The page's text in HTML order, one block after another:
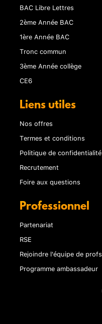
BAC Libre Lettres
2ème Année BAC
1ère Année BAC
Tronc commun
3ème Année collège
CE6
Liens utiles
Nos offres
Termes et conditions
Politique de confidentialité
Recrutement
Foire aux questions
Professionnel
Partenariat
RSE
Rejoindre l'équipe de profs
Programme ambassadeur